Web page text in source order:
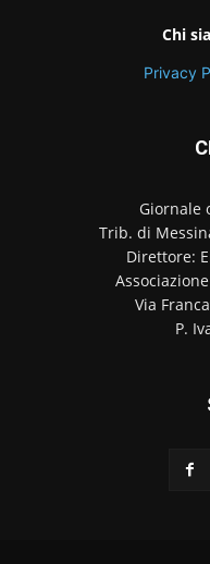
Chi
Privacy
Giornale
Trib. di
Direttore:
Via
P.